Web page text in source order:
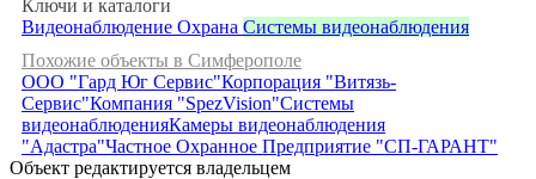
Ключи и каталоги
Видеонаблюдение Охрана Системы видеонаблюдения
Похожие объекты в Симферополе
ООО "Гард Юг Сервис"Корпорация "Витязь-
Сервис"Компания "SpezVision"Системы
видеонаблюденияКамеры видеонаблюдения
"Адастра"Частное Охранное Предприятие "СП-ГАРАНТ"
Объект редактируется владельцем